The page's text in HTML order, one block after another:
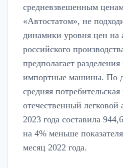
средневзвешенным
«Автостатом», не
динамики уровня цен на
российского
предполагает
импортные машины. По
средняя
отечественный легковой
2023 года составила
на 4% меньше
месяц 2022 года.